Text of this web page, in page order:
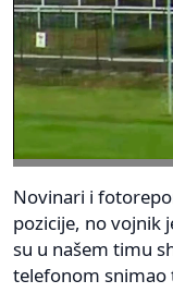
Novinari i
pozicije, no vojnik
su u našem timu
telefonom snimao